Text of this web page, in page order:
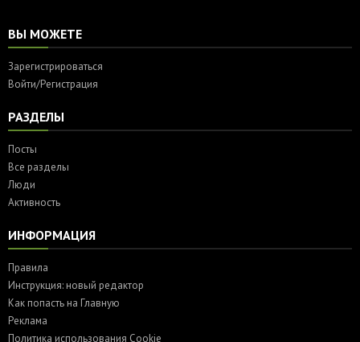
ВЫ МОЖЕТЕ
Зарегистрироваться
Войти/Регистрация
РАЗДЕЛЫ
Посты
Все разделы
Люди
Активность
ИНФОРМАЦИЯ
Правила
Инструкция: новый редактор
Как попасть на Главную
Реклама
Политика использования Cookie